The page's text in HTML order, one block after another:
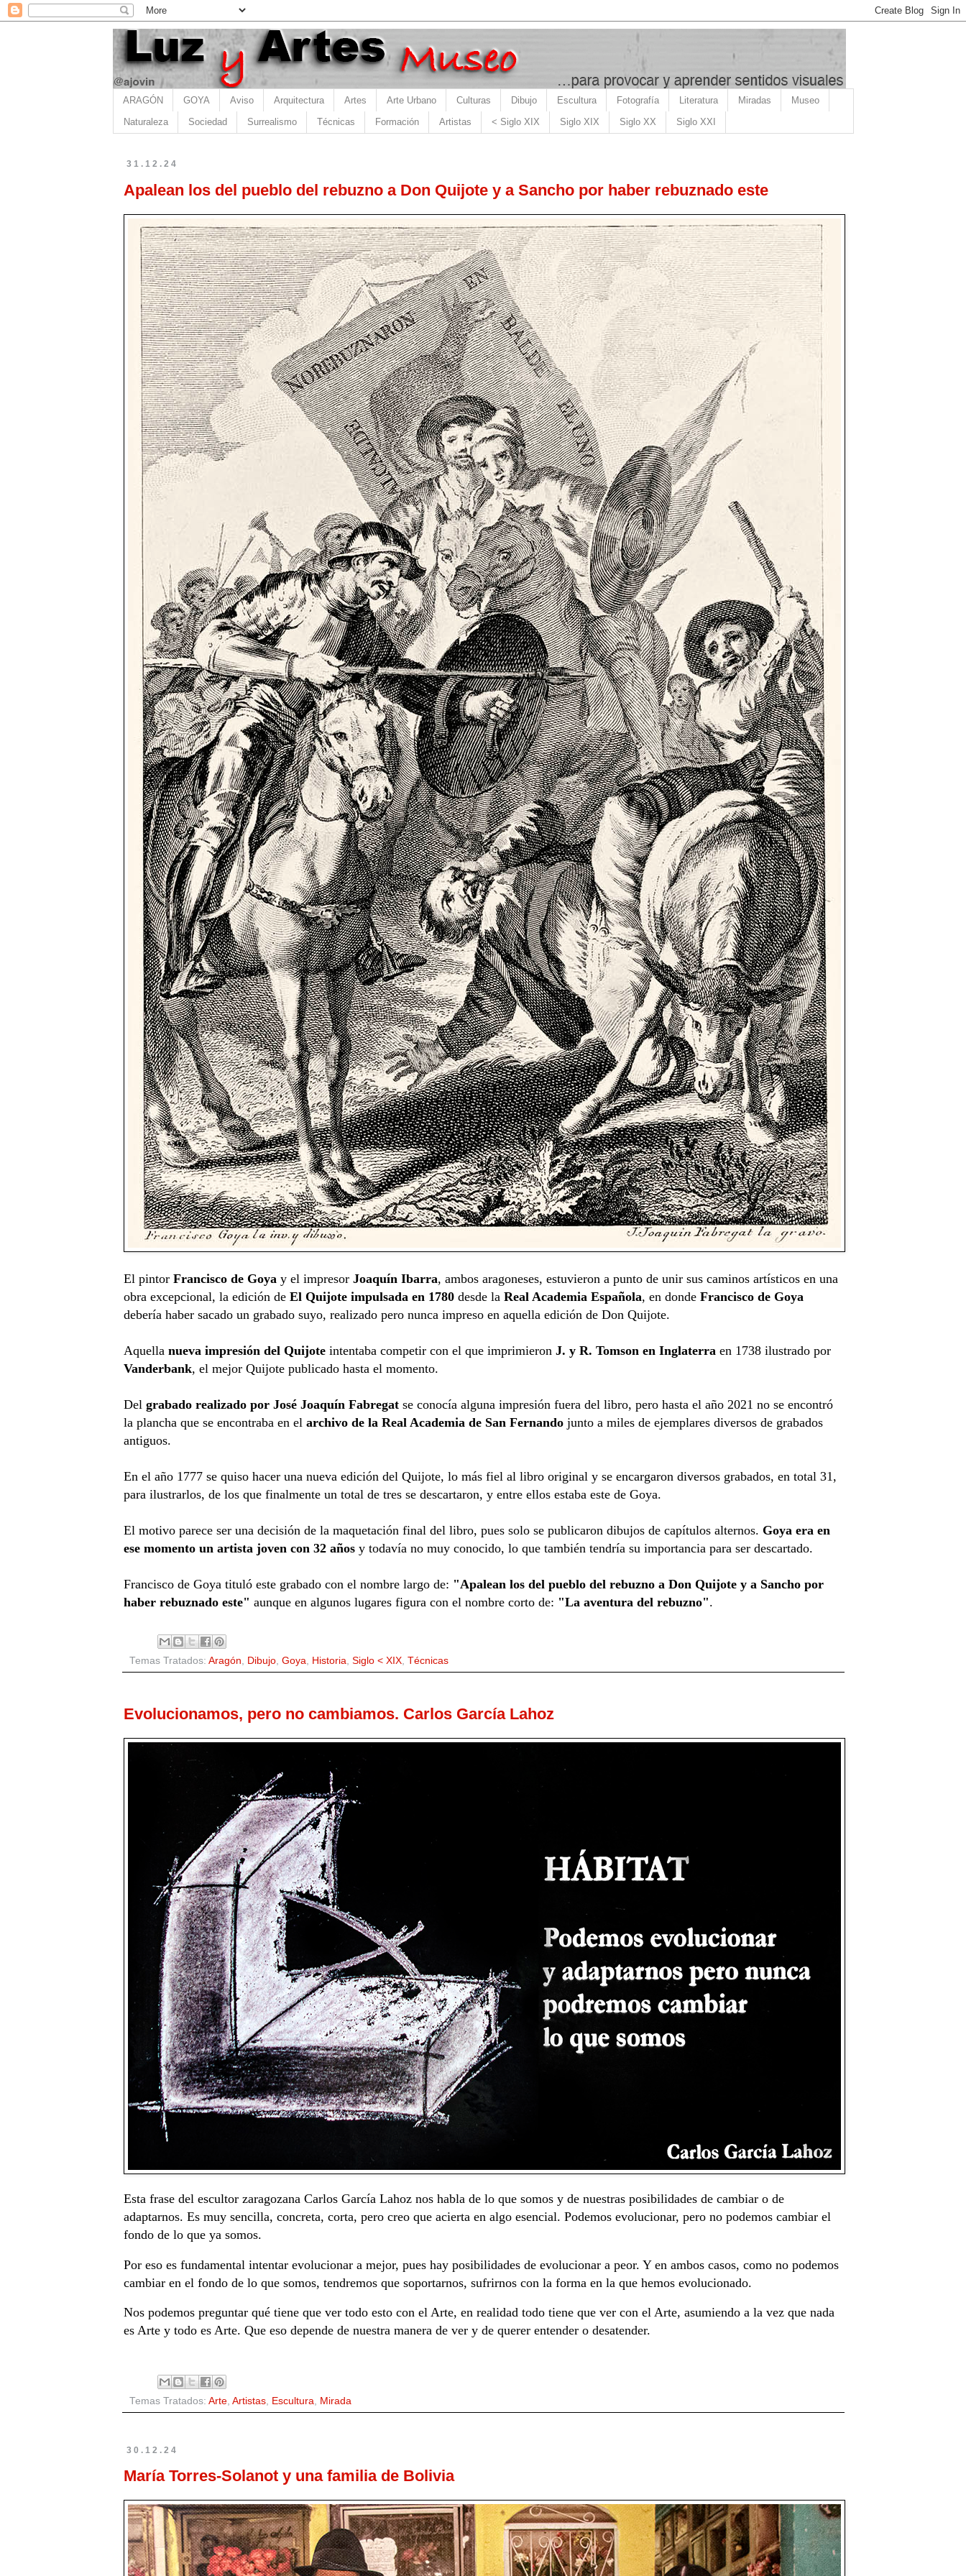
ARAGÓN GOYA Aviso Arquitectura Artes Arte Urbano Culturas Dibujo Escultura Fotografía Literatura Miradas Museo
Naturaleza Sociedad Surrealismo Técnicas Formación Artistas < Siglo XIX Siglo XIX Siglo XX Siglo XXI
31.12.24
Apalean los del pueblo del rebuzno a Don Quijote y a Sancho por haber rebuznado este
El pintor Francisco de Goya y el impresor Joaquín Ibarra, ambos aragoneses, estuvieron a punto de unir sus caminos artísticos en una
obra excepcional, la edición de El Quijote impulsada en 1780desde la Real Academia Española, en donde Francisco de Goya
debería haber sacado un grabado suyo, realizado pero nunca impreso en aquella edición de Don Quijote.
Aquella nueva impresión del Quijoteintentaba competir con el que imprimieron J. y R. Tomson en Inglaterra en 1738 ilustrado por
Vanderbank, el mejor Quijote publicado hasta el momento.
Del grabado realizado por José Joaquín Fabregatse conocía alguna impresión fuera del libro, pero hasta el año 2021 no se encontró
la plancha que se encontraba en el archivo de la Real Academia de San Fernandojunto a miles de ejemplares diversos de grabados
antiguos.
En el año 1777 se quiso hacer una nueva edición del Quijote, lo más fiel al libro original y se encargaron diversos grabados, en total 31,
para ilustrarlos, de los que finalmente un total de tres se descartaron, y entre ellos estaba este de Goya.
El motivo parece ser una decisión de la maquetación final del libro, pues solo se publicaron dibujos de capítulos alternos. Goya era en
ese momento un artista joven con 32 añosy todavía no muy conocido, lo que también tendría su importancia para ser descartado.
Francisco de Goya tituló este grabado con el nombre largo de: "Apalean los del pueblo del rebuzno a Don Quijote y a Sancho por
haber rebuznado este" aunque en algunos lugares figura con el nombre corto de: "La aventura del rebuzno".
Temas Tratados: Aragón Dibujo, Goya Historia Siglo < XIX, Técnicas
Evolucionamos, pero no cambiamos. Carlos García Lahoz
Esta frase del escultor zaragozana Carlos García Lahoz nos habla de lo que somos y de nuestras posibilidades de cambiar o de
adaptarnos. Es muy sencilla, concreta, corta, pero creo que acierta en algo esencial. Podemos evolucionar, pero no podemos cambiar el
fondo de lo que ya somos.
Por eso es fundamental intentar evolucionar a mejor, pues hay posibilidades de evolucionar a peor. Y en ambos casos, como no podemos
cambiar en el fondo de lo que somos, tendremos que soportarnos, sufrirnos con la forma en la que hemos evolucionado.
Nos podemos preguntar qué tiene que ver todo esto con el Arte, en realidad todo tiene que ver con el Arte, asumiendo a la vez que nada
es Arte y todo es Arte. Que eso depende de nuestra manera de ver y de querer entender o desatender.
Temas Tratados: Arte, Artistas, Escultura Mirada
30.12.24
María Torres-Solanot y una familia de Bolivia